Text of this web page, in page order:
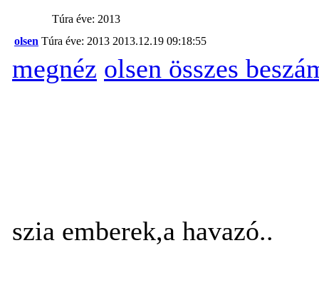
Túra éve: 2013
olsen Túra éve: 2013 2013.12.19 09:18:55
megnéz olsen összes
szia emberek,a havazó..